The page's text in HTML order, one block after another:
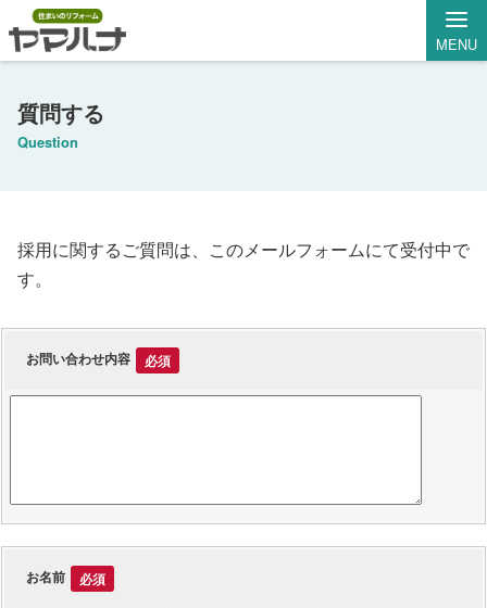
MENU
質問する
Question
採用に関するご質問は、このメールフォームにて受付中で
す。
お問い合わせ内容 必須
お名前 必須